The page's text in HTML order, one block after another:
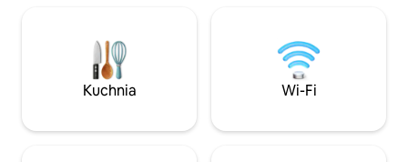
wakeboardingu, żeglarstwa,
paralotniarstwa, jazdy konnej, pieszych
wędrówek, lotów helikopterem lub
przejażdżek quadami. Wybór należy do
spokojnym
Kuchnia Wi-Fi